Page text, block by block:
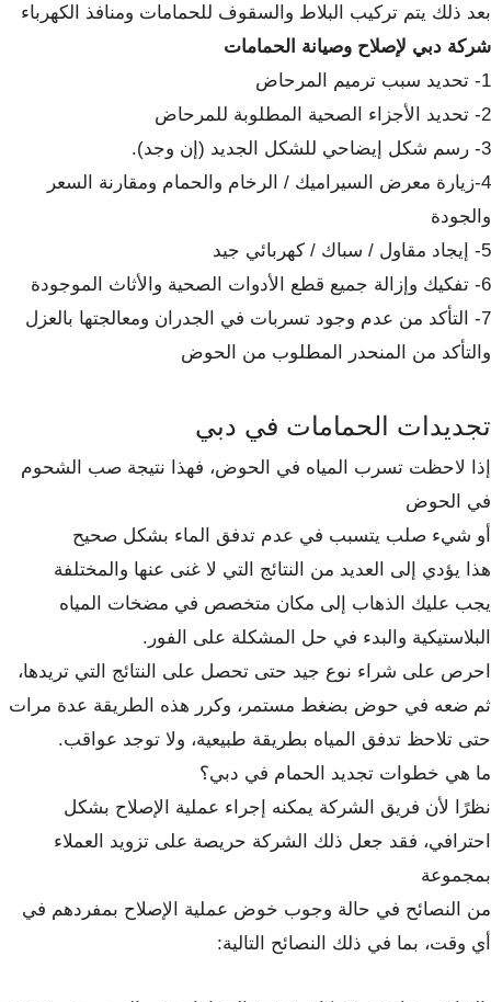
بعد ذلك يتم تركيب البلاط والسقوف للحمامات ومنافذ الكهرباء
شركة دبي لإصلاح وصيانة الحمامات
1- تحديد سبب ترميم المرحاض
2- تحديد الأجزاء الصحية المطلوبة للمرحاض
3- رسم شكل إيضاحي للشكل الجديد (إن وجد).
4-زيارة معرض السيراميك / الرخام والحمام ومقارنة السعر
والجودة
5- إيجاد مقاول / سباك / كهربائي جيد
6- تفكيك وإزالة جميع قطع الأدوات الصحية والأثاث الموجودة
7- التأكد من عدم وجود تسربات في الجدران ومعالجتها بالعزل
والتأكد من المنحدر المطلوب من الحوض
تجديدات الحمامات في دبي
إذا لاحظت تسرب المياه في الحوض، فهذا نتيجة صب الشحوم
في الحوض
أو شيء صلب يتسبب في عدم تدفق الماء بشكل صحيح
هذا يؤدي إلى العديد من النتائج التي لا غنى عنها والمختلفة
يجب عليك الذهاب إلى مكان متخصص في مضخات المياه
البلاستيكية والبدء في حل المشكلة على الفور.
احرص على شراء نوع جيد حتى تحصل على النتائج التي تريدها،
ثم ضعه في حوض بضغط مستمر، وكرر هذه الطريقة عدة مرات
حتى تلاحظ تدفق المياه بطريقة طبيعية، ولا توجد عواقب.
ما هي خطوات تجديد الحمام في دبي؟
نظرًا لأن فريق الشركة يمكنه إجراء عملية الإصلاح بشكل
احترافي، فقد جعل ذلك الشركة حريصة على تزويد العملاء
بمجموعة
من النصائح في حالة وجوب خوض عملية الإصلاح بمفردهم في
أي وقت، بما في ذلك النصائح التالية: